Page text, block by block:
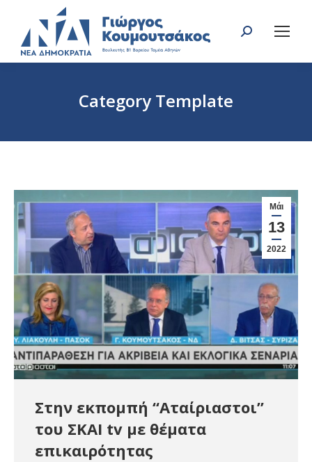
Search:
Category Template
Μάι
13
2022
Στην εκπομπή “Αταίριαστοι”
του ΣΚΑΙ tv με θέματα
επικαιρότητας